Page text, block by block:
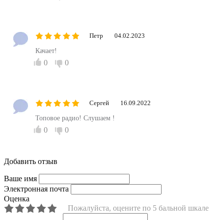
Петр 04.02.2023
Качает!
0 0
Сергей 16.09.2022
Топовое радио! Слушаем !
0 0
Добавить отзыв
Ваше имя
Электронная почта
Оценка
Пожалуйста, оцените по 5 бальной шкале